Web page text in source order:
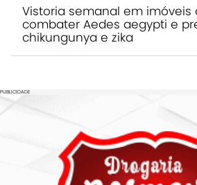
Vistoria semanal em imóveis
combater Aedes aegypti e
chikungunya e zika
PUBLICIDADE